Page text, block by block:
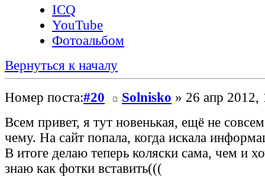
ICQ
YouTube
Фотоальбом
Вернуться к началу
Номер поста:#20 Solnisko » 26 апр 2012,
Всем привет, я тут новенькая, ещё не
чему. На сайт попала, когда искала
В итоге делаю теперь коляски сама, чем и
знаю как фотки вставить(((